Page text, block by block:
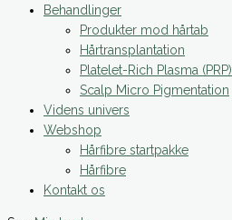
Behandlinger
Produkter mod hårtab
Hårtransplantation
Platelet-Rich Plasma (PRP)
Scalp Micro Pigmentation
Videns univers
Webshop
Hårfibre startpakke
Hårfibre
Kontakt os